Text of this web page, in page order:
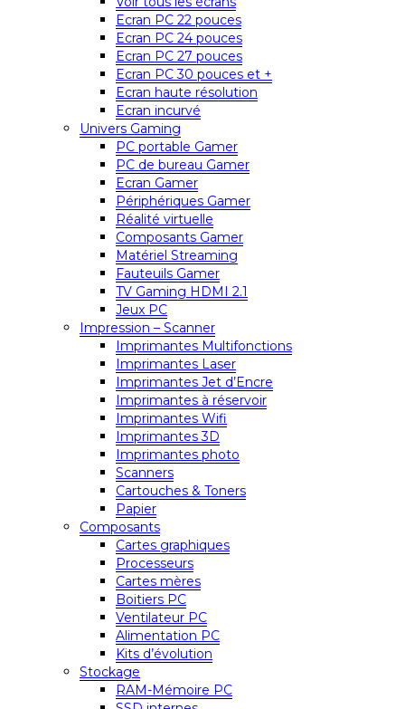
Ecran PC 22 pouces
Ecran PC 24 pouces
Ecran PC 27 pouces
Ecran PC 30 pouces et +
Ecran haute résolution
Ecran incurvé
Univers Gaming
PC portable Gamer
PC de bureau Gamer
Ecran Gamer
Périphériques Gamer
Réalité virtuelle
Composants Gamer
Matériel Streaming
Fauteuils Gamer
TV Gaming HDMI 2.1
Jeux PC
Impression – Scanner
Imprimantes Multifonctions
Imprimantes Laser
Imprimantes Jet d’Encre
Imprimantes à réservoir
Imprimantes Wifi
Imprimantes 3D
Imprimantes photo
Scanners
Cartouches & Toners
Papier
Composants
Cartes graphiques
Processeurs
Cartes mères
Boitiers PC
Ventilateur PC
Alimentation PC
Kits d’évolution
Stockage
RAM-Mémoire PC